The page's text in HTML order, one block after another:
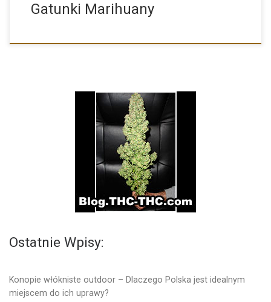
Gatunki Marihuany
Ostatnie Wpisy:
Konopie włókniste outdoor – Dlaczego Polska jest idealnym
miejscem do ich uprawy?